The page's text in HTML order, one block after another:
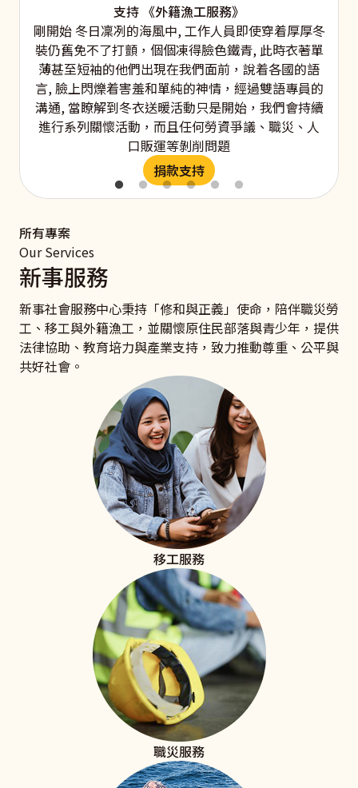
支持 《外籍漁工服務》
剛開始 冬日凜冽的海風中, 工作人員即使穿着厚厚冬
裝仍舊免不了打顫，個個凍得臉色鐵青, 此時衣著單
薄甚至短袖的他們出現在我們面前，說着各國的語
言, 臉上閃爍着害羞和單純的神情，經過雙語專員的
溝通, 當瞭解到冬衣送暖活動只是開始，我們會持續
進行系列關懷活動，而且任何勞資爭議、職災、人
口販運等剝削問題
捐款支持
所有專案
Our Services
新事服務
新事社會服務中心秉持「修和與正義」使命，陪伴職災勞
工、移工與外籍漁工，並關懷原住民部落與青少年，提供
法律協助、教育培力與產業支持，致力推動尊重、公平與
共好社會。
移工服務
職災服務